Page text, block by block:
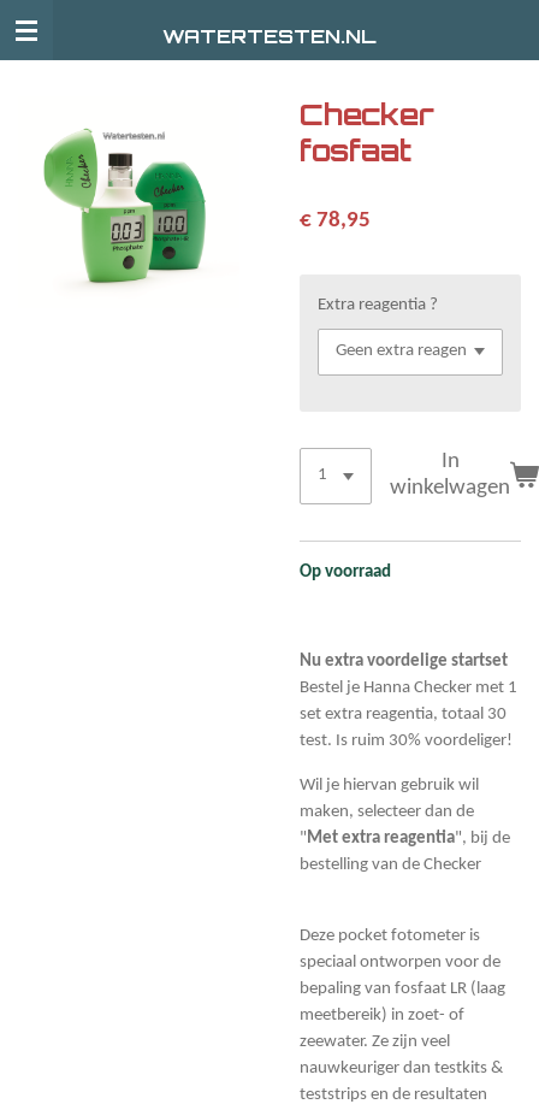
Ga
hoofdinhoud
WATERTESTEN.NL
Checker
fosfaat
€ 78,95
Extra reagentia ?
In
winkelwagen
Op voorraad
Nu extra voordelige startset
Bestel je Hanna Checker met 1
set extra reagentia, totaal 30
test. Is ruim 30% voordeliger!
Wil je hiervan gebruik wil
maken, selecteer dan de
" Met extra reagentia", bij de
bestelling van de Checker
Deze pocket fotometer is
speciaal ontworpen voor de
bepaling van fosfaat LR (laag
meetbereik) in zoet- of
zeewater. Ze zijn veel
nauwkeuriger dan testkits &
teststrips en de resultaten